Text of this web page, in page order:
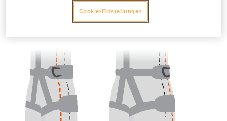
Cookie-Einstellungen